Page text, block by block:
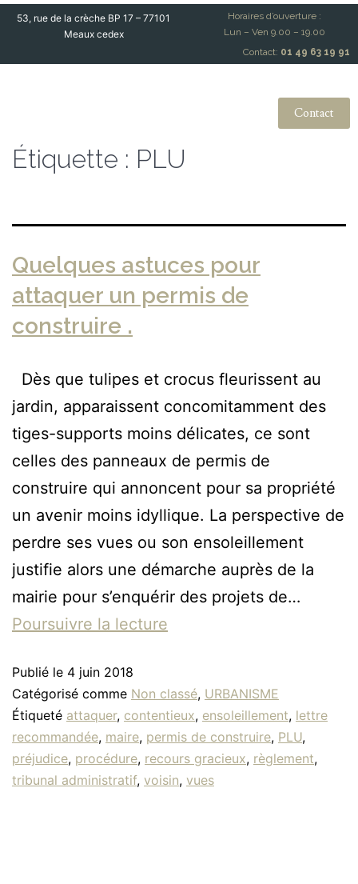
53, rue de la crèche BP 17 – 77101
Meaux cedex
Horaires d’ouverture :
Lun – Ven 9.00 – 19.00
Contact: 01 49 63 19 91
Contact
Étiquette : PLU
Quelques astuces pour
attaquer un permis de
construire .
Dès que tulipes et crocus fleurissent au
jardin, apparaissent concomitamment des
tiges-supports moins délicates, ce sont
celles des panneaux de permis de
construire qui annoncent pour sa propriété
un avenir moins idyllique. La perspective de
perdre ses vues ou son ensoleillement
justifie alors une démarche auprès de la
mairie pour s’enquérir des projets de…
Poursuivre la lecture
Publié le 4 juin 2018
Catégorisé comme Non classé, URBANISME
Étiqueté attaquer, contentieux, ensoleillement, lettre
recommandée, maire, permis de construire, PLU,
préjudice, procédure, recours gracieux, règlement,
tribunal administratif, voisin, vues